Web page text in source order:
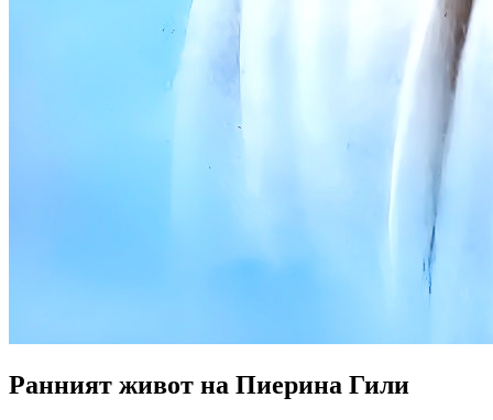
Ранният живот на Пиерина Гили